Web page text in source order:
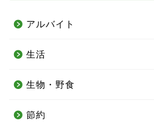
アルバイト
生活
生物・野食
節約